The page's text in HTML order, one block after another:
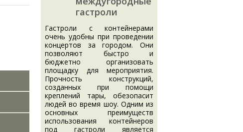
гастроли
Гастроли с контейнерами
очень удобны при проведении
концертов за городом. Они
позволяют быстро и
бюджетно организовать
площадку для мероприятия.
Прочность конструкций,
созданных при помощи
креплений тары, обезопасит
людей во время шоу. Одним из
основных преимуществ
использования контейнеров
под гастроли является